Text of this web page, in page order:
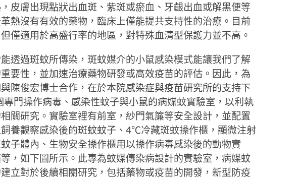
皮膚出現點狀出血斑、紫斑或瘀血、牙齦出血或解黑便等
熱沒有有效的藥物，臨床上僅能提共支持性的治療。目前
僅適用於高盛行率的地區，對特殊血清型保護力並不高。
透過斑蚊所傳染，斑蚊媒介的小鼠感染模式能讓我們了解
要性，並加速治療藥物研發或高效疫苗的評估。因此，為
陳俊宏博士合作，在於本院感染症與疫苗研究所的支持下
門操作病毒、感染性蚊子與小鼠的病媒蚊實驗室，以利執
關研究。實驗室裡有前室，紗門氣簾等安全設計，並配置
養觀察感染後的斑蚊蚊子、4℃冷藏斑蚊操作櫃，顯微注射
子體內、生物安全操作櫃用以操作病毒感染後的動物實
，如下圖所示。此專為蚊媒傳染病設計的實驗室，病媒蚊
立對於後續相關研究，包括藥物或疫苗的開發，新型防疫